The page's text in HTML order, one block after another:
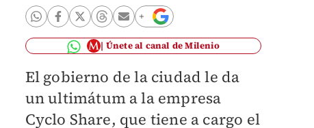
Únete al canal de Milenio
El gobierno de la ciudad le da
un ultimátum a la empresa
Cyclo Share, que tiene a cargo el